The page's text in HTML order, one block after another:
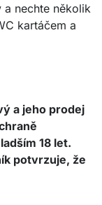
a nechte několik
kartáčem a
a jeho prodej
18 let.
potvrzuje, že